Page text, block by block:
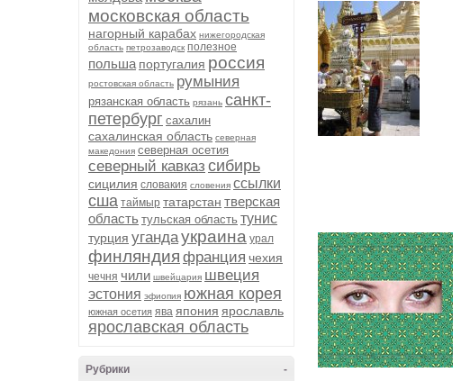
московская область
нагорный карабах нижегородская
область петрозаводск полезное
польша португалия россия
ростовская область румыния
рязанская область рязань санкт-
петербург сахалин
сахалинская область северная
македония северная осетия
северный кавказ сибирь
сицилия словакия словения ссылки
сша таймыр татарстан тверская
область тульская область тунис
турция угандаукраина урал
финляндия франция чехия
чечня чили швейцария швеция
эстония эфиопия южная корея
южная осетия ява япония ярославль
ярославская область
-
Рубрики